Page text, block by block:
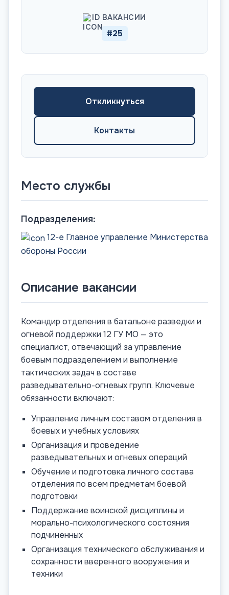
ID ВАКАНСИИ
#25
Откликнуться
Контакты
Место службы
Подразделения:
12-е Главное управление Министерства
обороны России
Описание вакансии
Командир отделения в батальоне разведки и
огневой поддержки 12 ГУ МО — это
специалист, отвечающий за управление
боевым подразделением и выполнение
тактических задач в составе
разведывательно-огневых групп. Ключевые
обязанности включают:
Управление личным составом отделения в
боевых и учебных условиях
Организация и проведение
разведывательных и огневых операций
Обучение и подготовка личного состава
отделения по всем предметам боевой
подготовки
Поддержание воинской дисциплины и
морально-психологического состояния
подчиненных
Организация технического обслуживания и
сохранности вверенного вооружения и
техники